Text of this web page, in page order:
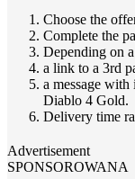
Choose the
Complete the
Depending on
a link to a 3rd
a message
Diablo 4 Gold.
Delivery time
Advertisement
SPONSOROWANA